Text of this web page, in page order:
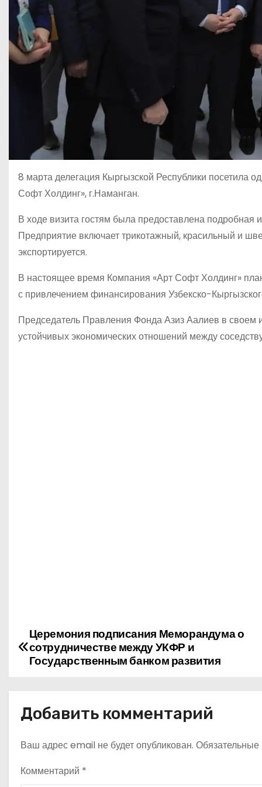
8 марта делегация Кыргызской Республики посетила
Софт Холдинг», г.Наманган.
В ходе визита гостям была предоставлена
Предприятие включает трикотажный, красильный и
экспортируется.
В настоящее время Компания «Арт Софт Холдинг»
с привлечением финансирования Узбекско-
Председатель Правления Фонда Азиз Аалиев в своем
устойчивых экономических отношений между
Н
и
г
а
Церемония подписания Меморандума о
сотрудничестве между УКФР и
Государственным банком развития
Добавить комментарий
Ваш адрес email не будет опубликован.
Комментарий *